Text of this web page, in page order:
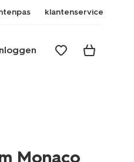
klantenservice
Monaco